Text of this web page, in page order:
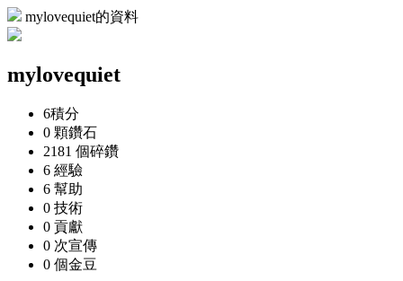
mylovequiet的資料
mylovequiet
6積分
0 顆鑽石
2181 個碎鑽
6 經驗
6 幫助
0 技術
0 貢獻
0 次宣傳
0 個金豆